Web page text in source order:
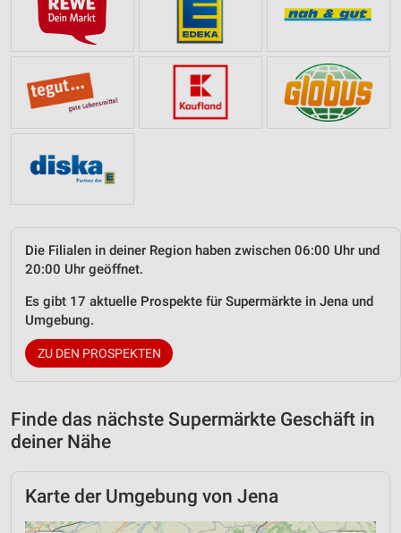
Die Filialen in deiner Region haben zwischen 06:00 Uhr und
20:00 Uhr geöffnet.
Es gibt 17 aktuelle Prospekte für Supermärkte in Jena und
Umgebung.
ZU DEN PROSPEKTEN
Finde das nächste Supermärkte Geschäft in
deiner Nähe
Karte der Umgebung von Jena